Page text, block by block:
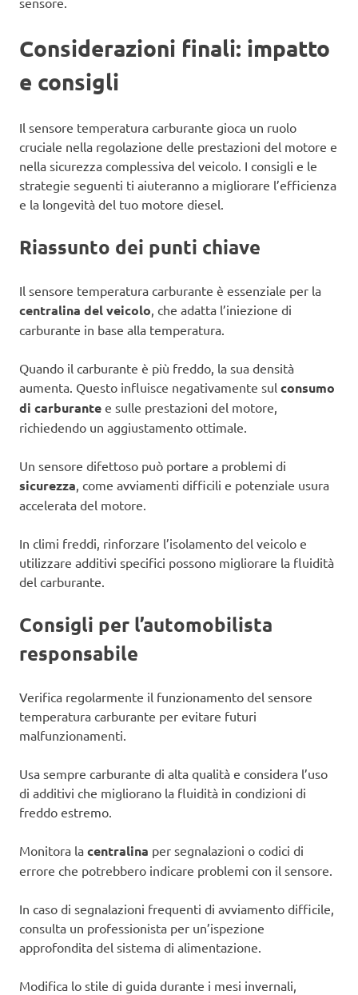
Considerazioni finali: impatto
e consigli
Il sensore temperatura carburante gioca un ruolo
cruciale nella regolazione delle prestazioni del motore e
nella sicurezza complessiva del veicolo. I consigli e le
strategie seguenti ti aiuteranno a migliorare l’efficienza
e la longevità del tuo motore diesel.
Riassunto dei punti chiave
Il sensore temperatura carburante è essenziale per la
centralina del veicolo, che adatta l’iniezione di
carburante in base alla temperatura.
Quando il carburante è più freddo, la sua densità
aumenta. Questo influisce negativamente sul consumo
di carburante e sulle prestazioni del motore,
richiedendo un aggiustamento ottimale.
Un sensore difettoso può portare a problemi di
sicurezza, come avviamenti difficili e potenziale usura
accelerata del motore.
In climi freddi, rinforzare l’isolamento del veicolo e
utilizzare additivi specifici possono migliorare la fluidità
del carburante.
Consigli per l’automobilista
responsabile
Verifica regolarmente il funzionamento del sensore
temperatura carburante per evitare futuri
malfunzionamenti.
Usa sempre carburante di alta qualità e considera l’uso
di additivi che migliorano la fluidità in condizioni di
freddo estremo.
Monitora la centralina per segnalazioni o codici di
errore che potrebbero indicare problemi con il sensore.
In caso di segnalazioni frequenti di avviamento difficile,
consulta un professionista per un’ispezione
approfondita del sistema di alimentazione.
Modifica lo stile di guida durante i mesi invernali,